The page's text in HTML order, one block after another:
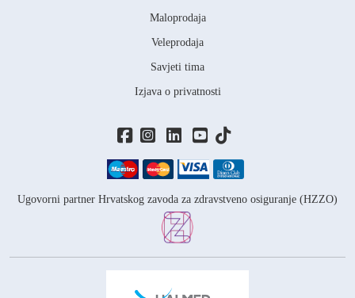
Ugovorni partner Hrvatskog zavoda za zdravstveno osiguranje (HZZO)
Maloprodaja
Veleprodaja
Savjeti tima
Izjava o privatnosti